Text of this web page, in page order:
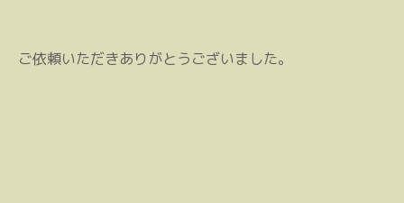
ご依頼いただきありがとうございました。